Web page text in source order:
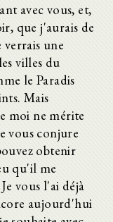
avec vous, et,
que j'aurais de
verrais une
villes du
le Paradis
Mais
moi ne mérite
vous conjure
obtenir
qu'il me
vous l'ai déjà
aujourd'hui